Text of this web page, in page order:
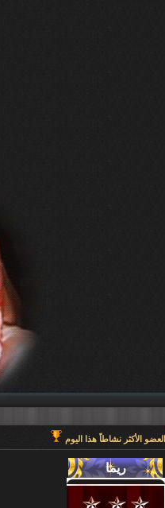
العضو الأكثر نشاطاً هذا اليوم